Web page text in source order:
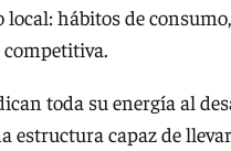
hábitos de
toda su energía al
estructura capaz de